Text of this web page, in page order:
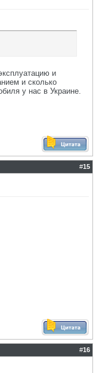
и
и сколько
у нас в Украине.
#15
#16